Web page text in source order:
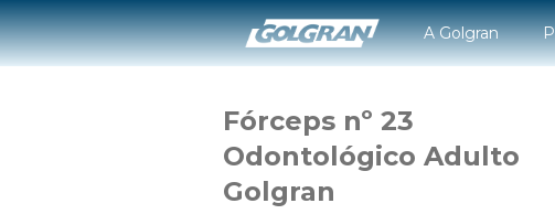
A Golgran
Fórceps nº 23
Odontológico Adulto
Golgran